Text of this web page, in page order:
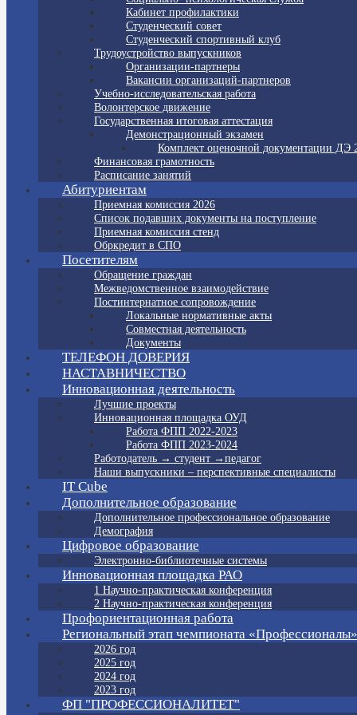
Кабинет профилактики
Студенческий совет
Студенческий спортивный клуб
Трудоустройство выпускников
Организации-партнеры
Вакансии организаций-партнеров
Учебно-исследовательская работа
Волонтерское движение
Государственная итоговая аттестация
Демонстрационный экзамен
Комплект оценочной документации ДЭ
Финансовая грамотность
Расписание занятий
Абитуриентам
Приемная комиссия 2026
Список подавших документы на поступление
Приемная комиссия стенд
Обркредит в СПО
Посетителям
Обращение граждан
Межведомственное взаимодействие
Постинтернатное сопровождение
Локальные нормативные акты
Совместная деятельность
Документы
ТЕЛЕФОН ДОВЕРИЯ
НАСТАВНИЧЕСТВО
Инновационная деятельность
Лучшие проекты
Инновационная площадка ОУД
Работа ФПП 2022-2023
Работа ФПП 2023-2024
Работодатель → студент →педагог
Наши выпускники – перспективные специалисты
IT Cube
Дополнительное образование
Дополнительное профессиональное образование
Демография
Цифровое образование
Электронно-библиотечные системы
Инновационная площадка РАО
1 Научно-практическая конференция
2 Научно-практическая конференция
Профориентационная работа
Региональный этап чемпионата «Профессионалы»
2026 год
2025 год
2024 год
2023 год
ФП "ПРОФЕССИОНАЛИТЕТ"